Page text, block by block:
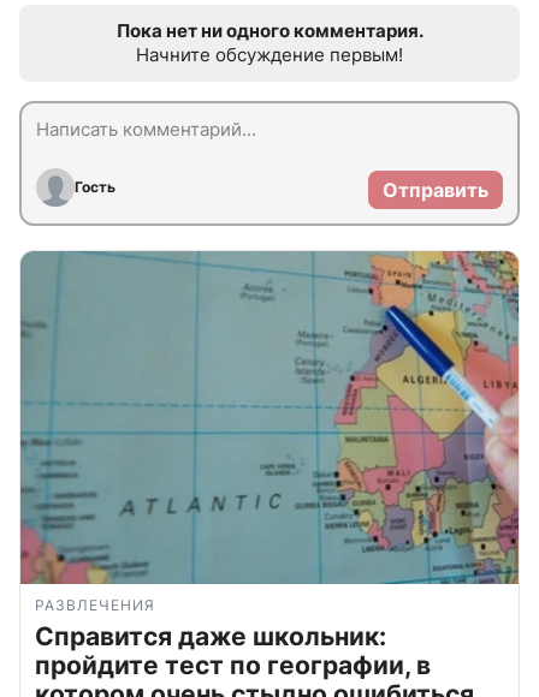
Пока нет ни одного комментария.
Начните обсуждение первым!
Гость Отправить
РАЗВЛЕЧЕНИЯ
Справится даже школьник:
пройдите тест по географии, в